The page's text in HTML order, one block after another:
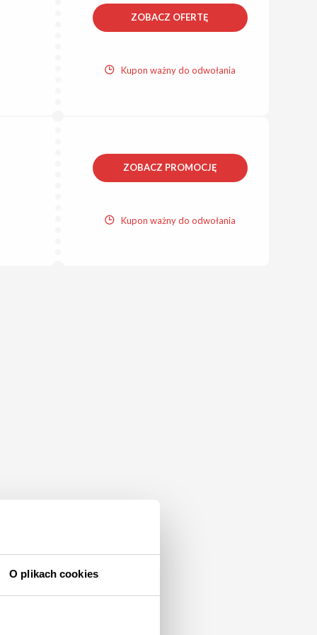
O plikach cookies
ZOBACZ OFERTĘ
Kupon ważny do odwołania
ZOBACZ PROMOCJĘ
Kupon ważny do odwołania